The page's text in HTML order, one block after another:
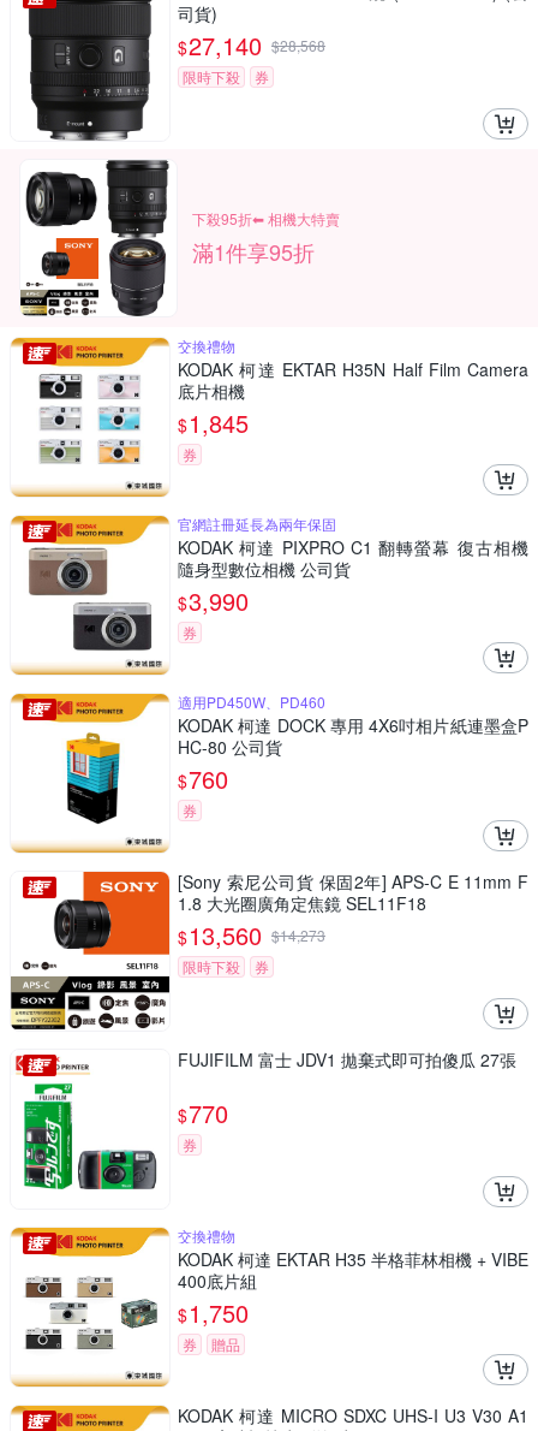
司貨)
$27,140 $28,568
限時下殺
券
下殺95折⬅︎ 相機大特賣
滿1件享95折
交換禮物
KODAK 柯達 EKTAR H35N Half Film Camera
底片相機
$1,845
券
官網註冊延長為兩年保固
KODAK 柯達 PIXPRO C1 翻轉螢幕 復古相機
隨身型數位相機 公司貨
$3,990
券
適用PD450W、PD460
KODAK 柯達 DOCK 專用 4X6吋相片紙連墨盒P
HC-80 公司貨
$760
券
[Sony 索尼公司貨 保固2年] APS-C E 11mm F
1.8 大光圈廣角定焦鏡 SEL11F18
$13,560 $14,273
限時下殺
券
FUJIFILM 富士 JDV1 拋棄式即可拍傻瓜 27張
$770
券
交換禮物
KODAK 柯達 EKTAR H35 半格菲林相機 + VIBE
400底片組
$1,750
券 贈品
KODAK 柯達 MICRO SDXC UHS-I U3 V30 A1